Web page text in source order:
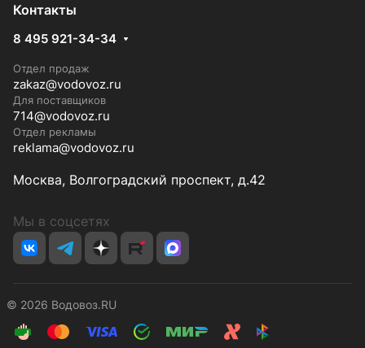
Контакты
8 495 921-34-34
Отдел продаж
zakaz@vodovoz.ru
Для поставщиков
714@vodovoz.ru
Отдел рекламы
reklama@vodovoz.ru
Москва, Волгоградский проспект, д.42
Мы в соцсетях
© 2026 Водовоз.RU